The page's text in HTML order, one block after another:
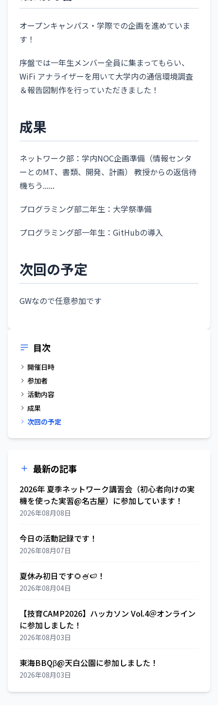
オープンキャンパス・学際での企画を進めていま
す！
序盤では一年生メンバー全員に集まってもらい、
WiFi アナライザーを用いて大学内の通信環境調査
＆報告図制作を行っていただきました！
成果
ネットワーク部：学内NOC企画準備（情報センタ
ーとのMT、書類、開発、計画） 教授からの返信待
機ちう......
プログラミング部二年生：大学祭準備
プログラミング部一年生：GitHubの導入
次回の予定
GWなので任意参加です
目次
開催日時
参加者
活動内容
成果
次回の予定
最新の記事
2026年 夏季ネットワーク講習会（初心者向けの実
機を使った実習@名古屋）に参加しています！
2026年08月08日
今日の活動記録です！
2026年08月07日
夏休み初日です🌻🍧🍉！
2026年08月04日
【技育CAMP2026】ハッカソン Vol.4＠オンライン
に参加しました！
2026年08月03日
東海BBQβ@天白公園に参加しました！
2026年08月03日